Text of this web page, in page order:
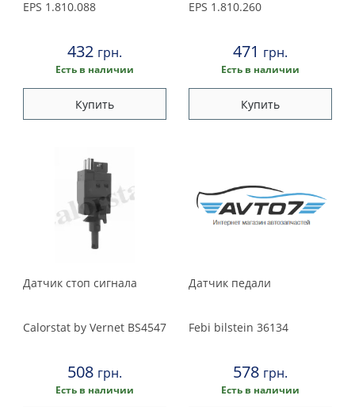
EPS 1.810.088
432 грн.
Есть в наличии
Купить
EPS 1.810.260
471 грн.
Есть в наличии
Купить
Датчик стоп сигнала
Calorstat by Vernet BS4547
508 грн.
Есть в наличии
Датчик педали
Febi bilstein 36134
578 грн.
Есть в наличии